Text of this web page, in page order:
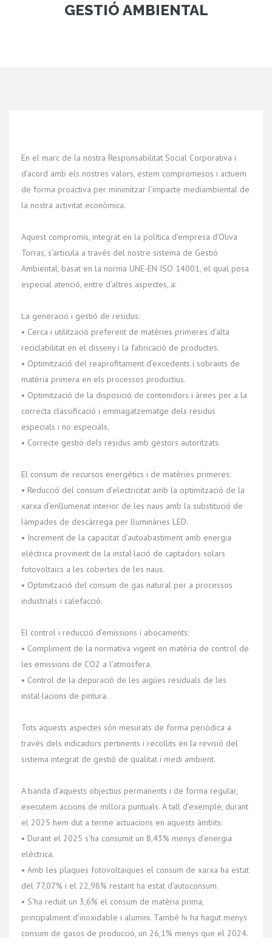
GESTIÓ AMBIENTAL
En el marc de la nostra Responsabilitat Social Corporativa i
d’acord amb els nostres valors, estem compromesos i actuem
de forma proactiva per minimitzar l’impacte mediambiental de
la nostra activitat econòmica.
Aquest compromís, integrat en la política d’empresa d’Oliva
Torras, s’articula a través del nostre sistema de Gestió
Ambiental, basat en la norma UNE-EN ISO 14001, el qual posa
especial atenció, entre d’altres aspectes, a:
La generació i gestió de residus:
• Cerca i utilització preferent de matèries primeres d’alta
reciclabilitat en el disseny i la fabricació de productes.
• Optimització del reaprofitament d’excedents i sobrants de
matèria primera en els processos productius.
• Optimització de la disposició de contenidors i àrees per a la
correcta classificació i emmagatzematge dels residus
especials i no especials.
• Correcte gestió dels residus amb gestors autoritzats.
El consum de recursos energètics i de matèries primeres:
• Reducció del consum d’electricitat amb la optimització de la
xarxa d’enllumenat interior de les naus amb la substitució de
làmpades de descàrrega per lluminàries LED.
• Increment de la capacitat d’autoabastiment amb energia
elèctrica provinent de la instal·lació de captadors solars
fotovoltaics a les cobertes de les naus.
• Optimització del consum de gas natural per a processos
industrials i calefacció.
El control i reducció d’emissions i abocaments:
• Compliment de la normativa vigent en matèria de control de
les emissions de CO2 a l’atmosfera.
• Control de la depuració de les aigües residuals de les
instal·lacions de pintura.
Tots aquests aspectes són mesurats de forma periòdica a
través dels indicadors pertinents i recollits en la revisió del
sistema integrat de gestió de qualitat i medi ambient.
A banda d’aquests objectius permanents i de forma regular,
executem accions de millora puntuals. A tall d’exemple, durant
el 2025 hem dut a terme actuacions en aquests àmbits:
• Durant el 2025 s’ha consumit un 8,43% menys d’energia
elèctrica.
• Amb les plaques fotovoltaiques el consum de xarxa ha estat
del 77,07% i el 22,98% restant ha estat d’autoconsum.
• S’ha reduït un 3,6% el consum de matèria prima,
principalment d’inoxidable i alumini. També hi ha hagut menys
consum de gasos de producció, un 26,1% menys que el 2024.